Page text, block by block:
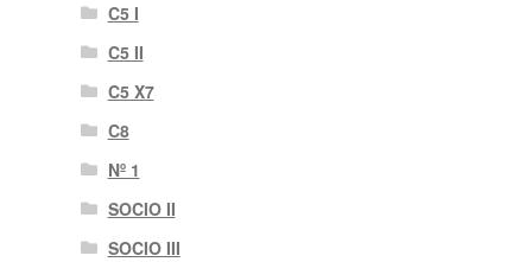
C5 I
C5 II
C5 X7
C8
Nº 1
SOCIO II
SOCIO III